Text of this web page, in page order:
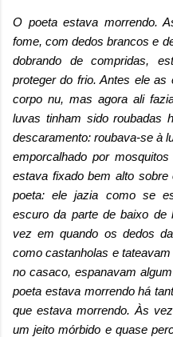
O poeta estava morrendo.
fome, com dedos brancos e
dobrando de compridas,
proteger do frio. Antes ele as
corpo nu, mas agora ali
luvas tinham sido roubadas
descaramento: roubava-se à
emporcalhado por
estava fixado bem alto
poeta: ele jazia como se
escuro da parte de baixo de
vez em quando os dedos
como castanholas e
no casaco, espanavam
poeta estava morrendo há
que estava morrendo. Às
um jeito mórbido e quase